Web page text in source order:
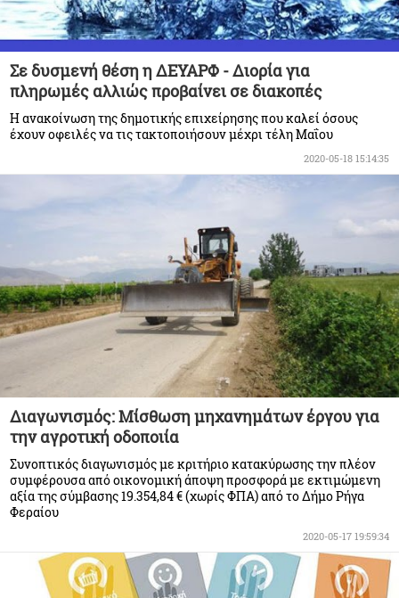
Σε δυσμενή θέση η ΔΕΥΑΡΦ - Διορία για
πληρωμές αλλιώς προβαίνει σε διακοπές
Η ανακοίνωση της δημοτικής επιχείρησης που καλεί όσους
έχουν οφειλές να τις τακτοποιήσουν μέχρι τέλη Μαΐου
2020-05-18 15:14:35
Διαγωνισμός: Μίσθωση μηχανημάτων έργου για
την αγροτική οδοποιία
Συνοπτικός διαγωνισµός µε κριτήριο κατακύρωσης την πλέον
συµφέρουσα από οικονοµική άποψη προσφορά με εκτιµώµενη
αξία της σύµβασης 19.354,84 € (χωρίς ΦΠΑ) από το Δήμο Ρήγα
Φεραίου
2020-05-17 19:59:34